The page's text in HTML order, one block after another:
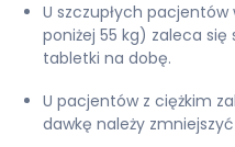
U szczupłych
poniżej 55 kg) zaleca
tabletki na dobę.
U pacjentów z ciężkim
dawkę należy